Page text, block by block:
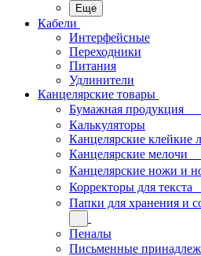
Еще
Кабели
Интерфейсные
Переходники
Питания
Удлинители
Канцелярские товары
Бумажная продукция
Калькуляторы
Канцелярские клейкие
Канцелярские мелочи
Канцелярские ножи и
Корректоры для текста
Папки для хранения и
Пеналы
Письменные